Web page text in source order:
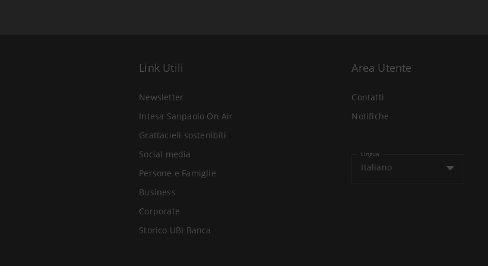
Link Utili
Newsletter
Intesa Sanpaolo On Air
Grattacieli sostenibili
Social media
Persone e Famiglie
Business
Corporate
Storico UBI Banca
Area Utente
Contatti
Notifiche
Lingua
Italiano